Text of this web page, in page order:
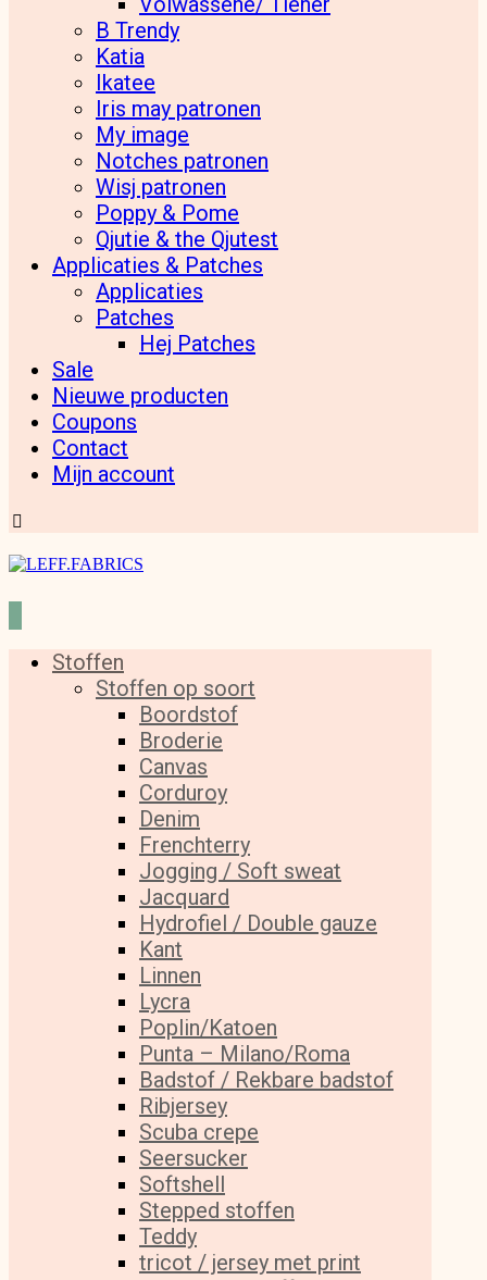
B Trendy
Katia
Ikatee
Iris may patronen
My image
Notches patronen
Wisj patronen
Poppy & Pome
Qjutie & the Qjutest
Applicaties & Patches
Applicaties
Patches
Hej Patches
Sale
Nieuwe producten
Coupons
Contact
Mijn account
Stoffen
Stoffen op soort
Boordstof
Broderie
Canvas
Corduroy
Denim
Frenchterry
Jogging / Soft sweat
Jacquard
Hydrofiel / Double gauze
Kant
Linnen
Lycra
Poplin/Katoen
Punta – Milano/Roma
Badstof / Rekbare badstof
Ribjersey
Scuba crepe
Seersucker
Softshell
Stepped stoffen
Teddy
tricot / jersey met print